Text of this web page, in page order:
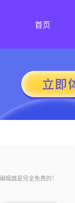
首页
辑器是完全免费的！